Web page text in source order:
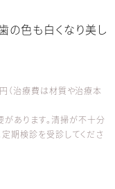
の色も白くなり美し
費は材質や治療本
あります。清掃が不十分
期検診を受診してくださ